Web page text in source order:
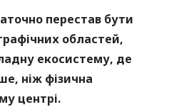
перестав бути
областей,
екосистему, де
ніж фізична
центрі.